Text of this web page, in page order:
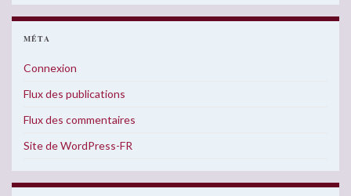
MÉTA
Connexion
Flux des publications
Flux des commentaires
Site de WordPress-FR